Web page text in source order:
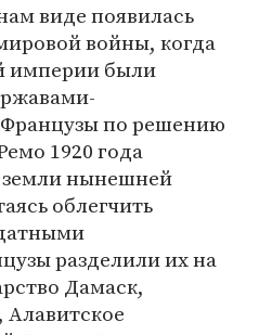
виде появилась
войны, когда
империи были
по решению
1920 года
нынешней
облегчить
разделили их на
Дамаск,
Алавитское